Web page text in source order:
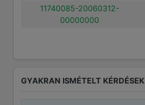
11740085-20060312-
00000000
GYAKRAN ISMÉTELT KÉRDÉSEK